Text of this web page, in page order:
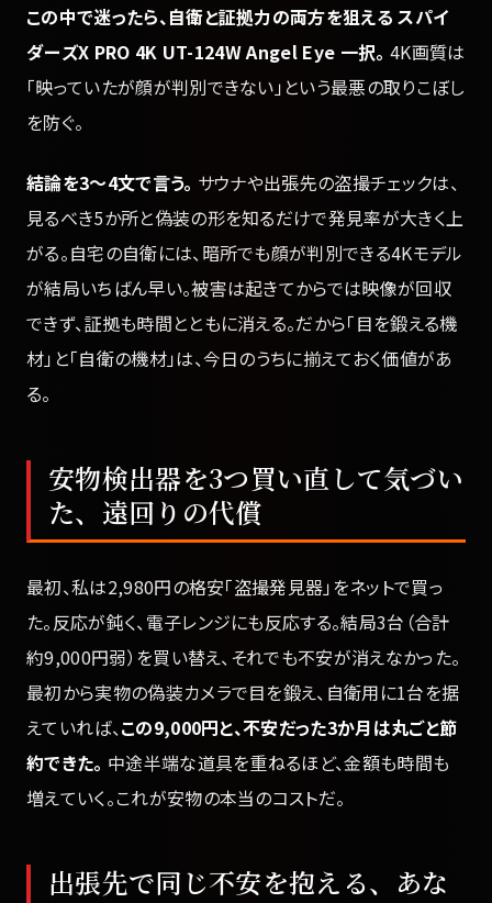
この中で迷ったら、自衛と証拠力の両方を狙える スパイ
ダーズX PRO 4K UT-124W Angel Eye 一択。 4K画質は
「映っていたが顔が判別できない」という最悪の取りこぼし
を防ぐ。
結論を3〜4文で言う。 サウナや出張先の盗撮チェックは、
見るべき5か所と偽装の形を知るだけで発見率が大きく上
がる。自宅の自衛には、暗所でも顔が判別できる4Kモデル
が結局いちばん早い。被害は起きてからでは映像が回収
できず、証拠も時間とともに消える。だから「目を鍛える機
材」と「自衛の機材」は、今日のうちに揃えておく価値があ
る。
安物検出器を3つ買い直して気づい
た、遠回りの代償
最初、私は2,980円の格安「盗撮発見器」をネットで買っ
た。反応が鈍く、電子レンジにも反応する。結局3台（合計
約9,000円弱）を買い替え、それでも不安が消えなかった。
最初から実物の偽装カメラで目を鍛え、自衛用に1台を据
えていれば、この9,000円と、不安だった3か月は丸ごと節
約できた。 中途半端な道具を重ねるほど、金額も時間も
増えていく。これが安物の本当のコストだ。
出張先で同じ不安を抱える、あな